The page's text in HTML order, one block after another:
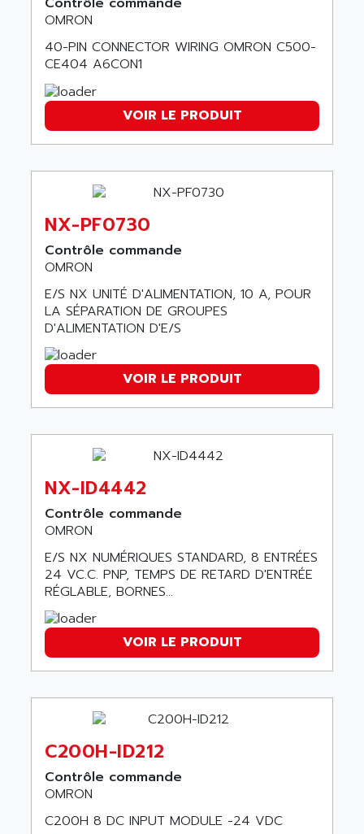
PSS
DIGIFAS
TC1028
MICROCOR
PYRAMID
MV1000
650 SERIE
ALPHA SVM
FRENIC
RAC
PUSH BUTTON PANEL
MENTOR II
CD1-K
ACS
LCD
SBS
ABS
PS316
RPX
PB 300 / PB 600
SCALANCE
SMC40
SCM50
BKD
A16B
ALPES DEIS
ALPHA
ALPHA LAVAL
ALPHA SOLWAY
ALPHA VUOTO
ALPHA WIRE
ALPHAGEAR
ALPHEE
ALPINE
ALPS
ALPSITEC
ALR
ALRITMA M
ALRO
ALSTEF
ALSTHOM
ALSTHOM ATLANTIQUE
ALSTHOM PARVEX
ALSTOM
ALTECH
ALTER
ALTIVAR
ALTRAC AG
ALTRONICS
ALTRONIX
ALUTRON
AMADA
AMAREX
AMAT
OMRON
40-PIN CONNECTOR WIRING OMRON C500-
CE404 A6CON1
VOIR LE PRODUIT
NX-PF0730
Contrôle commande
OMRON
E/S NX UNITÉ D'ALIMENTATION, 10 A, POUR
LA SÉPARATION DE GROUPES
D'ALIMENTATION D'E/S
VOIR LE PRODUIT
NX-ID4442
Contrôle commande
OMRON
E/S NX NUMÉRIQUES STANDARD, 8 ENTRÉES
24 VC.C. PNP, TEMPS DE RETARD D'ENTRÉE
RÉGLABLE, BORNES...
VOIR LE PRODUIT
C200H-ID212
Contrôle commande
OMRON
C200H 8 DC INPUT MODULE -24 VDC